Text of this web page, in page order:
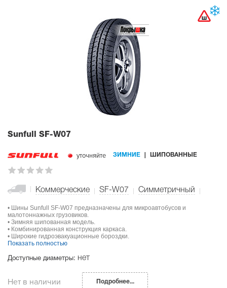
Sunfull SF-W07
уточняйте ЗИМНИЕ ШИПОВАННЫЕ
Коммерческие SF-W07 Симметричный
• Шины Sunfull SF-W07 предназначены для микроавтобусов и
малотоннажных грузовиков.
• Зимняя шипованная модель.
• Комбинированная конструкция каркаса.
• Широкие гидроэвакуационные бороздки.
Показать полностью
Доступные диаметры: нет
Нет в наличии Подробнее...